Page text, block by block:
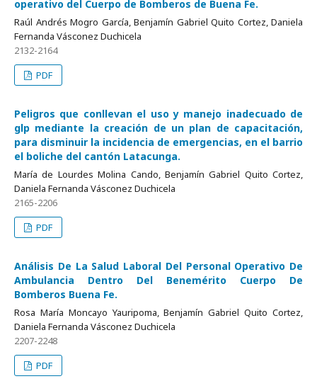
operativo del Cuerpo de Bomberos de Buena Fe.
Raúl Andrés Mogro García, Benjamín Gabriel Quito Cortez, Daniela
Fernanda Vásconez Duchicela
2132-2164
PDF
Peligros que conllevan el uso y manejo inadecuado de
glp mediante la creación de un plan de capacitación,
para disminuir la incidencia de emergencias, en el barrio
el boliche del cantón Latacunga.
María de Lourdes Molina Cando, Benjamín Gabriel Quito Cortez,
Daniela Fernanda Vásconez Duchicela
2165-2206
PDF
Análisis De La Salud Laboral Del Personal Operativo De
Ambulancia Dentro Del Benemérito Cuerpo De
Bomberos Buena Fe.
Rosa María Moncayo Yauripoma, Benjamín Gabriel Quito Cortez,
Daniela Fernanda Vásconez Duchicela
2207-2248
PDF